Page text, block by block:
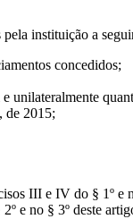
instituição a
concedidos;
unilateralmente
de 2015;
III e IV do § 1º e
e no § 3º deste